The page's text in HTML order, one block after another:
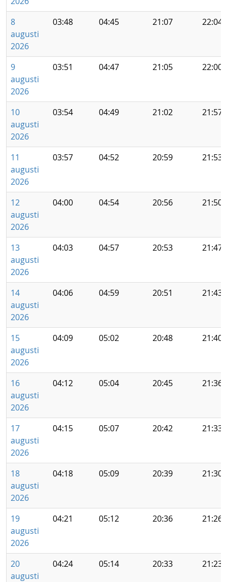
8
augusti
2026
03:48 04:45 21:07 22:04
9
augusti
2026
03:51 04:47 21:05 22:00
10
augusti
2026
03:54 04:49 21:02 21:57
11
augusti
2026
03:57 04:52 20:59 21:53
12
augusti
2026
04:00 04:54 20:56 21:50
13
augusti
2026
04:03 04:57 20:53 21:47
14
augusti
2026
04:06 04:59 20:51 21:43
15
augusti
2026
04:09 05:02 20:48 21:40
16
augusti
2026
04:12 05:04 20:45 21:36
17
augusti
2026
04:15 05:07 20:42 21:33
18
augusti
2026
04:18 05:09 20:39 21:30
19
augusti
2026
04:21 05:12 20:36 21:26
20
augusti
04:24 05:14 20:33 21:23